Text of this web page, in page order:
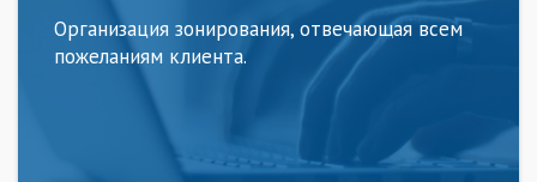
Организация зонирования, отвечающая всем
пожеланиям клиента.